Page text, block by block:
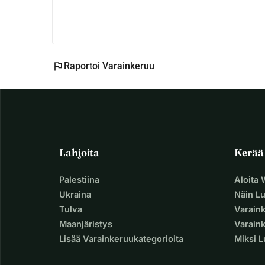
flag Raportoi Varainkeruu
Lahjoita
Palestiina
Ukraina
Tulva
Maanjäristys
Lisää Varainkeruukategorioita
Kerää
Aloita
Näin
Miksi